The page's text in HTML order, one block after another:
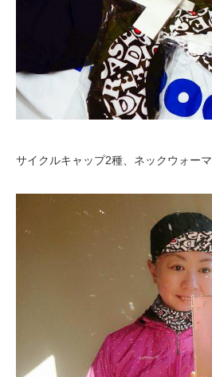
サイクルキャップ2種、ネックウォーマ